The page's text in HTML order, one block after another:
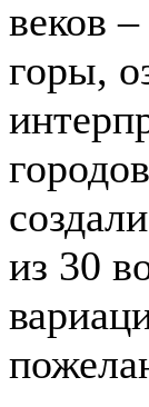
веков
горы,
из 30